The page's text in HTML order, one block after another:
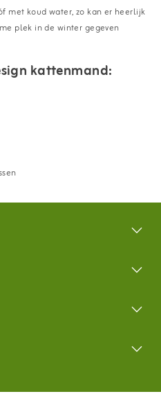
met koud water, zo kan er heerlijk
plek in de winter gegeven
kattenmand: